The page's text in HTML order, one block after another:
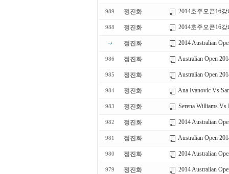
989 정진화 2014호주오픈16
988 정진화 2014호주오픈16
정진화 2014 Australian
986 정진화 Australian Open
985 정진화 Australian Open
984 정진화 Ana Ivanovic Vs
983 정진화 Serena Williams Vs
982 정진화 2014 Australian
981 정진화 Australian Open
980 정진화 2014 Australian
979 정진화 2014 Australian